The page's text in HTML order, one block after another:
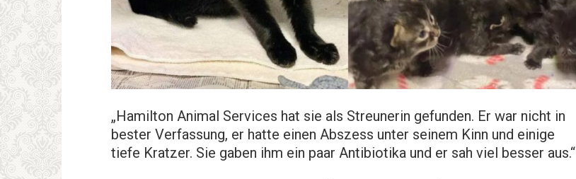
„Hamilton Animal Services hat sie als Streunerin gefunden. Er war nicht in
bester Verfassung, er hatte einen Abszess unter seinem Kinn und einige
tiefe Kratzer. Sie gaben ihm ein paar Antibiotika und er sah viel besser aus.“